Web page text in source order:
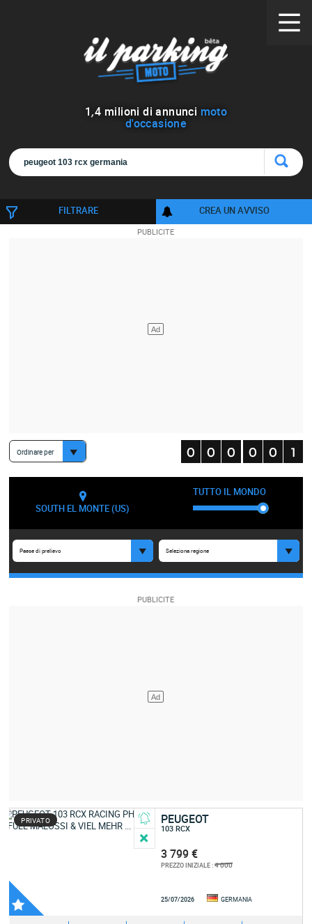
1,4 milioni di annunci moto
d'occasione
FILTRARE CREA UN AVVISO
Ordinare per
SOUTH EL MONTE (US)
TUTTO IL MONDO
Paese di prelievo Seleziona regione
PRIVATO PEUGEOT
103 RCX
3 799 €
PREZZO INIZIALE :4 000
25/07/2026 GERMANIA